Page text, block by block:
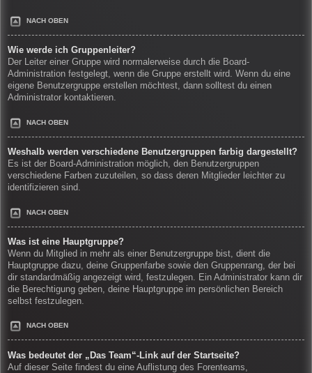
NACH OBEN
Wie werde ich Gruppenleiter?
Der Leiter einer Gruppe wird normalerweise durch die Board-
Administration festgelegt, wenn die Gruppe erstellt wird. Wenn du eine
eigene Benutzergruppe erstellen möchtest, dann solltest du einen
Administrator kontaktieren.
NACH OBEN
Weshalb werden verschiedene Benutzergruppen farbig dargestellt?
Es ist der Board-Administration möglich, den Benutzergruppen
verschiedene Farben zuzuteilen, so dass deren Mitglieder leichter zu
identifizieren sind.
NACH OBEN
Was ist eine Hauptgruppe?
Wenn du Mitglied in mehr als einer Benutzergruppe bist, dient die
Hauptgruppe dazu, deine Gruppenfarbe sowie den Gruppenrang, der bei
dir standardmäßig angezeigt wird, festzulegen. Ein Administrator kann dir
die Berechtigung geben, deine Hauptgruppe im persönlichen Bereich
selbst festzulegen.
NACH OBEN
Was bedeutet der „Das Team“-Link auf der Startseite?
Auf dieser Seite findest du eine Auflistung des Forenteams,